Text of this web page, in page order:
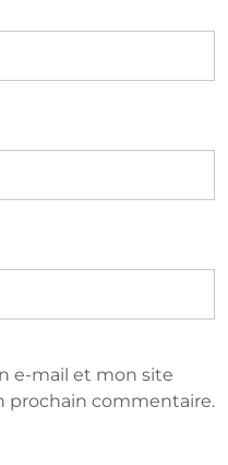
e-mail et mon site
prochain commentaire.